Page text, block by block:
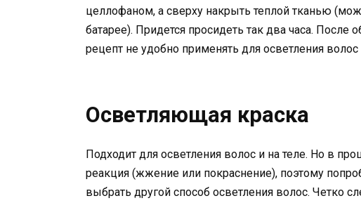
целлофаном, а сверху накрыть теплой тканью
батарее). Придется просидеть так два часа.
рецепт не удобно применять для осветления волос
Осветляющая краска
Подходит для осветления волос и на теле. Но в
реакция (жжение или покраснение), поэтому
выбрать другой способ осветления волос. Четко